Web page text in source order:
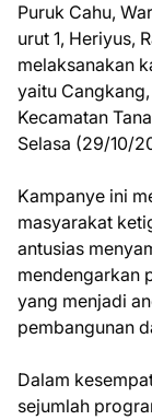
Puruk Cahu,
urut 1, Heriyus,
melaksanakan
yaitu
Kecamatan
Selasa (29/10/
Kampanye ini
masyarakat
antusias
mendengarkan
yang menjadi
pembangunan
Dalam
sejumlah